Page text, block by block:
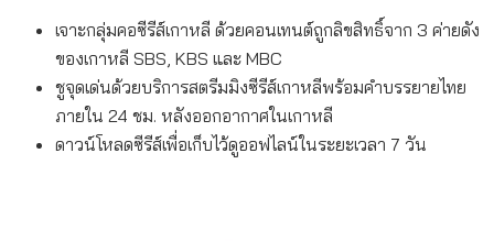
เจาะกลุ่มคอซีรีส์เกาหลี ด้วยคอนเทนต์ถูกลิขสิทธิ์จาก 3 ค่ายดัง
ของเกาหลี SBS, KBS และ MBC
ชูจุดเด่นด้วยบริการสตรีมมิงซีรีส์เกาหลีพร้อมคำบรรยายไทย
ภายใน 24 ชม. หลังออกอากาศในเกาหลี
ดาวน์โหลดซีรีส์เพื่อเก็บไว้ดูออฟไลน์ในระยะเวลา 7 วัน